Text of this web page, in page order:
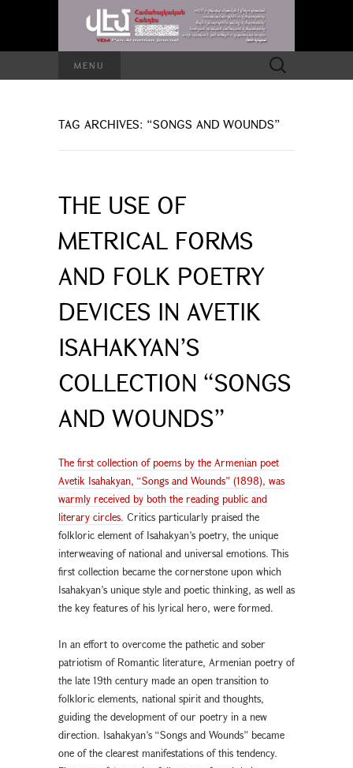
MENU
Search
for:
TAG ARCHIVES: “SONGS AND WOUNDS”
THE USE OF
METRICAL FORMS
AND FOLK POETRY
DEVICES IN AVETIK
ISAHAKYAN’S
COLLECTION “SONGS
AND WOUNDS”
The first collection of poems by the Armenian poet
Avetik Isahakyan, “Songs and Wounds” (1898), was
warmly received by both the reading public and
literary circles. Critics particularly praised the
folkloric element of Isahakyan’s poetry, the unique
interweaving of national and universal emotions. This
first collection became the cornerstone upon which
Isahakyan’s unique style and poetic thinking, as well as
the key features of his lyrical hero, were formed.
In an effort to overcome the pathetic and sober
patriotism of Romantic literature, Armenian poetry of
the late 19th century made an open transition to
folkloric elements, national spirit and thoughts,
guiding the development of our poetry in a new
direction. Isahakyan’s “Songs and Wounds” became
one of the clearest manifestations of this tendency.